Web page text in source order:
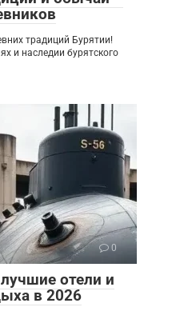
традиций Бурятии!
и наследии бурятского
0
отели и
в 2026